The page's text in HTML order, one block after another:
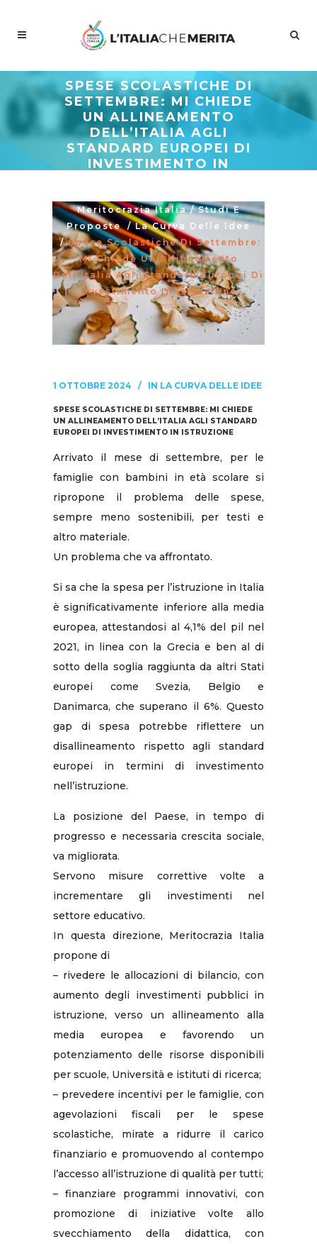
SPESE SCOLASTICHE DI
SETTEMBRE: MI CHIEDE
UN ALLINEAMENTO
DELL’ITALIA AGLI
STANDARD EUROPEI DI
INVESTIMENTO IN
Meritocrazia Italia/Studi E
Proposte /La Curva Delle Idee
/Spese Scolastiche Di Settembre:
MI Chiede Un Allineamento
Dell’Italia Agli Standard Europei Di
Investimento In Istruzione
1 OTTOBRE 2024 IN LA CURVA DELLE IDEE
SPESE SCOLASTICHE DI SETTEMBRE: MI CHIEDE
UN ALLINEAMENTO DELL’ITALIA AGLI STANDARD
EUROPEI DI INVESTIMENTO IN ISTRUZIONE
Arrivato il mese di settembre, per le
famiglie con bambini in età scolare si
ripropone il problema delle spese,
sempre meno sostenibili, per testi e
altro materiale.
Un problema che va affrontato.
Si sa che la spesa per l’istruzione in Italia
è significativamente inferiore alla media
europea, attestandosi al 4,1% del pil nel
2021, in linea con la Grecia e ben al di
sotto della soglia raggiunta da altri Stati
europei come Svezia, Belgio e
Danimarca, che superano il 6%. Questo
gap di spesa potrebbe riflettere un
disallineamento rispetto agli standard
europei in termini di investimento
nell’istruzione.
La posizione del Paese, in tempo di
progresso e necessaria crescita sociale,
va migliorata.
Servono misure correttive volte a
incrementare gli investimenti nel
settore educativo.
In questa direzione, Meritocrazia Italia
propone di
– rivedere le allocazioni di bilancio, con
aumento degli investimenti pubblici in
istruzione, verso un allineamento alla
media europea e favorendo un
potenziamento delle risorse disponibili
per scuole, Università e istituti di ricerca;
– prevedere incentivi per le famiglie, con
agevolazioni fiscali per le spese
scolastiche, mirate a ridurre il carico
finanziario e promuovendo al contempo
l’accesso all’istruzione di qualità per tutti;
– finanziare programmi innovativi, con
promozione di iniziative volte allo
svecchiamento della didattica, con